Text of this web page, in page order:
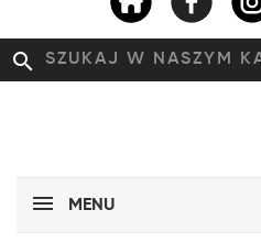
search
MENU